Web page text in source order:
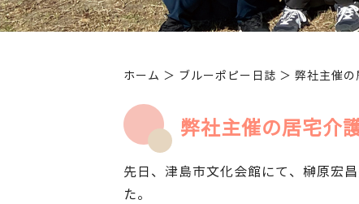
ホーム ＞ ブルーポピー日誌 ＞ 弊社主催
弊社主催の居宅介
先日、津島市文化会館にて、榊原宏
た。